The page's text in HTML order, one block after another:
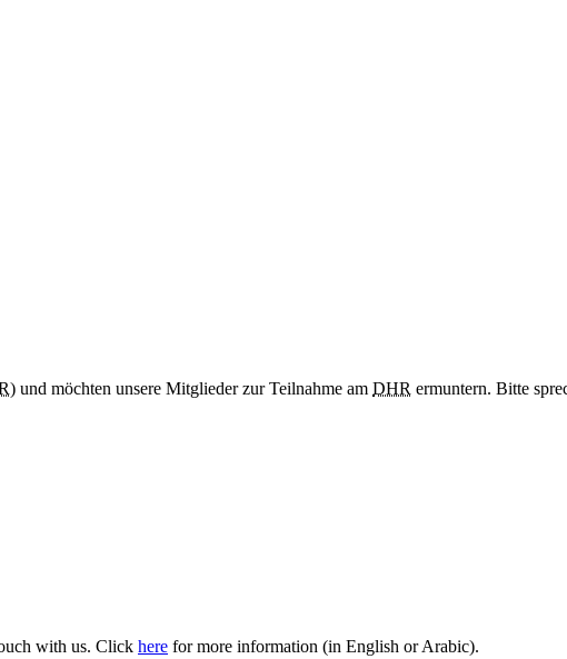
) und möchten unsere Mitglieder zur Teilnahme am DHR ermuntern. Bitte
with us. Click here for more information (in English or Arabic).